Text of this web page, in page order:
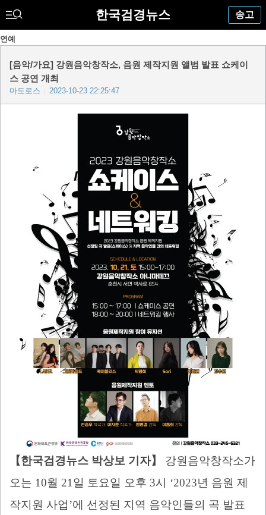
한국검경뉴스 송고
연예
[음악/가요] 강원음악창작소, 음원 제작지원 앨범 발표 쇼케이
스 공연 개최
마도로스 2023-10-23 22:25:47
【한국검경뉴스 박상보 기자】 강원음악창작소가
오는 10월 21 일 토요일 오후 3시 ‘2023년 음원 제
작지원 사업’에 선정된 지역 음악인들의 곡 발표